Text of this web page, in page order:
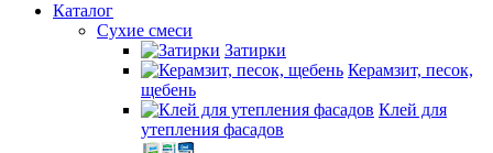
Каталог
Сухие смеси
Затирки
Керамзит, песок,
щебень
Клей для
утепления фасадов